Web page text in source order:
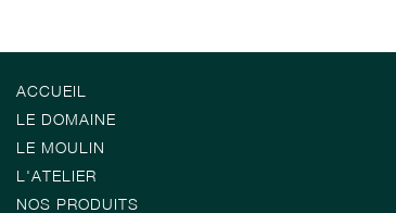
ACCUEIL
LE DOMAINE
LE MOULIN
L'ATELIER
NOS PRODUITS